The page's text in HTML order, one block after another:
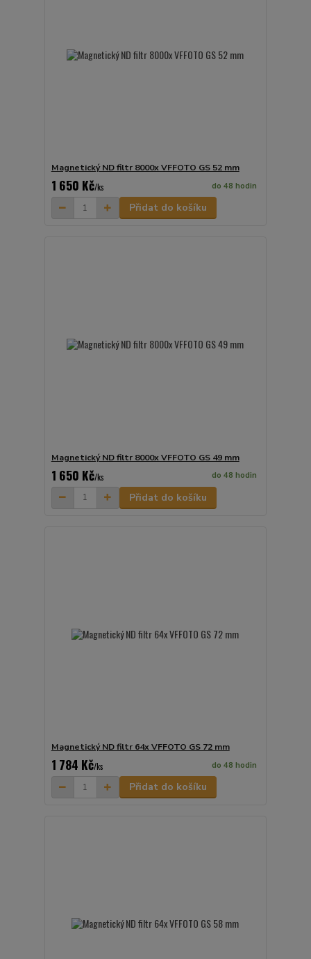
Magnetický ND filtr 8000x VFFOTO GS 52 mm
1 650 Kč/ks do 48 hodin
Přidat do košíku
Magnetický ND filtr 8000x VFFOTO GS 49 mm
1 650 Kč/ks do 48 hodin
Přidat do košíku
Magnetický ND filtr 64x VFFOTO GS 72 mm
1 784 Kč/ks do 48 hodin
Přidat do košíku